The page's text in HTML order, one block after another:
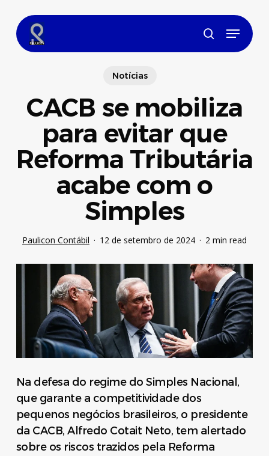
main
content
search
Menu
Notícias
CACB se mobiliza
para evitar que
Reforma Tributária
acabe com o
Simples
Paulicon Contábil 12 de setembro de 2024 2 min read
Na defesa do regime do Simples Nacional,
que garante a competitividade dos
pequenos negócios brasileiros, o presidente
da CACB, Alfredo Cotait Neto, tem alertado
sobre os riscos trazidos pela Reforma